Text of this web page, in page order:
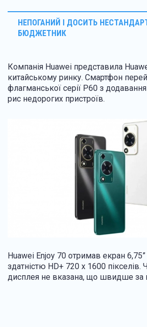
НЕПОГАНИЙ І ДОСИТЬ
БЮДЖЕТНИК
Компанія Huawei представила
китайському ринку. Смартфон
флагманської серії P60 з
рис недорогих пристроїв.
Huawei Enjoy 70 отримав екран
здатністю HD+ 720 x 1600 пікселів.
дисплея не вказана, що швидше за